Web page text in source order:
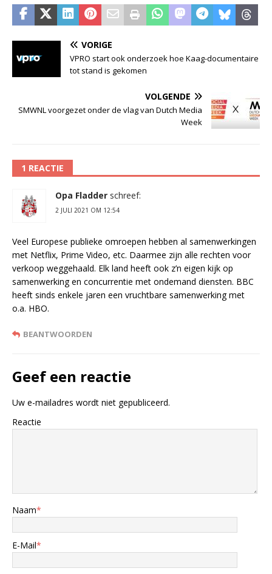
VORIGE
VPRO start ook onderzoek hoe Kaag-documentaire
tot stand is gekomen
VOLGENDE
SMWNL voorgezet onder de vlag van Dutch Media
Week
1 REACTIE
Opa Fladder schreef:
2 JULI 2021 OM 12:54
Veel Europese publieke omroepen hebben al samenwerkingen
met Netflix, Prime Video, etc. Daarmee zijn alle rechten voor
verkoop weggehaald. Elk land heeft ook z’n eigen kijk op
samenwerking en concurrentie met ondemand diensten. BBC
heeft sinds enkele jaren een vruchtbare samenwerking met
o.a. HBO.
BEANTWOORDEN
Geef een reactie
Uw e-mailadres wordt niet gepubliceerd.
Reactie
Naam*
E-Mail*